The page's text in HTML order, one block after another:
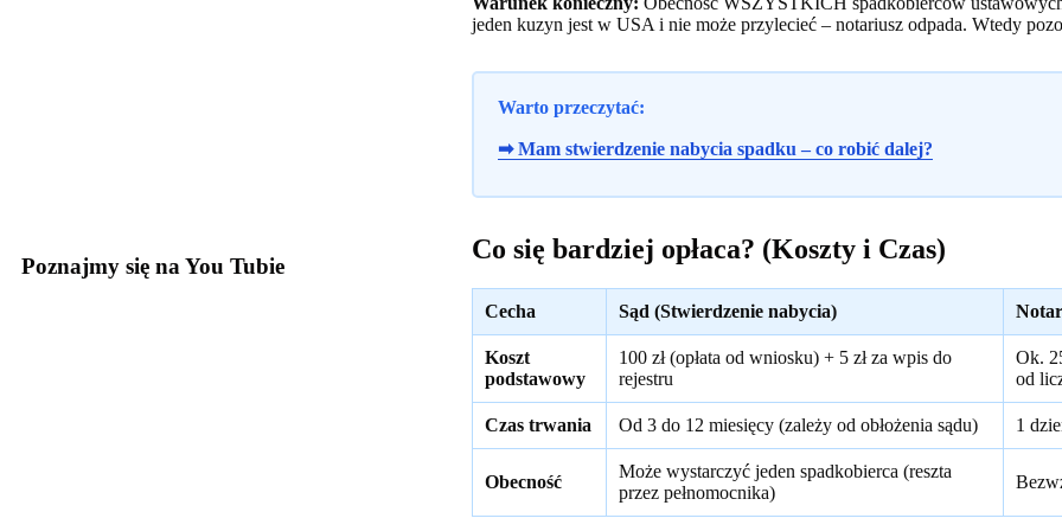
Poznajmy się na You Tubie
jeden kuzyn jest w USA i nie może przylecieć – notariusz odpada. Wtedy
Warto przeczytać:
➡ Mam stwierdzenie nabycia spadku – co robić dalej?
Co się bardziej opłaca? (Koszty i Czas)
Cecha Sąd (Stwierdzenie nabycia)
Koszt
podstawowy
100 zł (opłata od wniosku) + 5 zł za wpis do
rejestru
Ok.
od
Czas trwania Od 3 do 12 miesięcy (zależy od obłożenia sądu) 1
Obecność
Może wystarczyć jeden spadkobierca (reszta
przez pełnomocnika)